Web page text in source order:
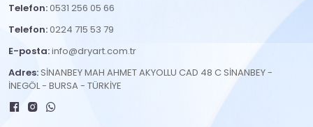
Telefon:0531 256 05 66
Telefon:0224 715 53 79
E-posta:info@dryart.com.tr
Adres: SİNANBEY MAH AHMET AKYOLLU CAD 48 C SİNANBEY -
İNEGÖL - BURSA - TÜRKİYE